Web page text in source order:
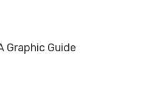
Graphic Guide